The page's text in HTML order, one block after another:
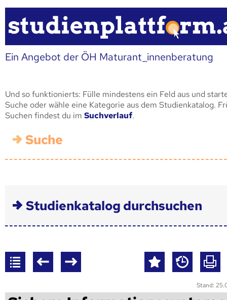
Ein Angebot der ÖH Maturant_innenberatung
Und so funktionierts: Fülle mindestens ein Feld aus und
Suche oder wähle eine Kategorie aus dem Studienkatalog.
Suchen findest du im Suchverlauf.
Suche
Studienkatalog durchsuchen
Stand: